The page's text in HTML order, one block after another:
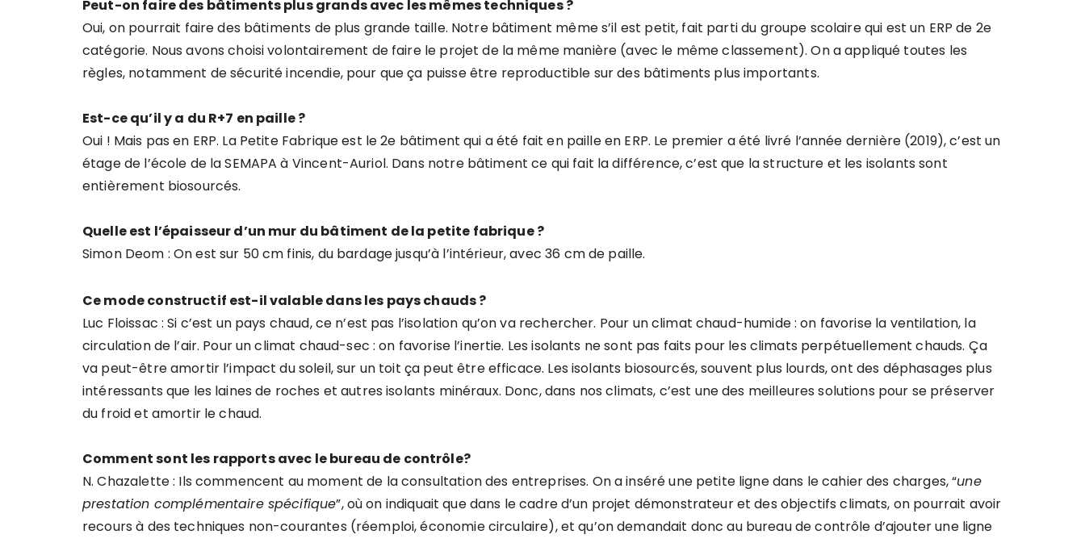
Peut-on faire des bâtiments plus grands avec les mêmes techniques ?
Oui, on pourrait faire des bâtiments de plus grande taille. Notre bâtiment même s’il est petit, fait parti du groupe scolaire qui est un ERP de 2e
catégorie. Nous avons choisi volontairement de faire le projet de la même manière (avec le même classement). On a appliqué toutes les
règles, notamment de sécurité incendie, pour que ça puisse être reproductible sur des bâtiments plus importants.
Est-ce qu’il y a du R+7 en paille ?
Oui ! Mais pas en ERP. La Petite Fabrique est le 2e bâtiment qui a été fait en paille en ERP. Le premier a été livré l’année dernière (2019), c’est un
étage de l’école de la SEMAPA à Vincent-Auriol. Dans notre bâtiment ce qui fait la différence, c’est que la structure et les isolants sont
entièrement biosourcés.
Quelle est l’épaisseur d’un mur du bâtiment de la petite fabrique ?
Simon Deom : On est sur 50 cm finis, du bardage jusqu’à l’intérieur, avec 36 cm de paille.
Ce mode constructif est-il valable dans les pays chauds ?
Luc Floissac : Si c’est un pays chaud, ce n’est pas l’isolation qu’on va rechercher. Pour un climat chaud-humide : on favorise la ventilation, la
circulation de l’air. Pour un climat chaud-sec : on favorise l’inertie. Les isolants ne sont pas faits pour les climats perpétuellement chauds. Ça
va peut-être amortir l’impact du soleil, sur un toit ça peut être efficace. Les isolants biosourcés, souvent plus lourds, ont des déphasages plus
intéressants que les laines de roches et autres isolants minéraux. Donc, dans nos climats, c’est une des meilleures solutions pour se préserver
du froid et amortir le chaud.
Comment sont les rapports avec le bureau de contrôle?
N. Chazalette : Ils commencent au moment de la consultation des entreprises. On a inséré une petite ligne dans le cahier des charges, “une
prestation complémentaire spécifique”, où on indiquait que dans le cadre d’un projet démonstrateur et des objectifs climats, on pourrait avoir
recours à des techniques non-courantes (réemploi, économie circulaire), et qu’on demandait donc au bureau de contrôle d’ajouter une ligne